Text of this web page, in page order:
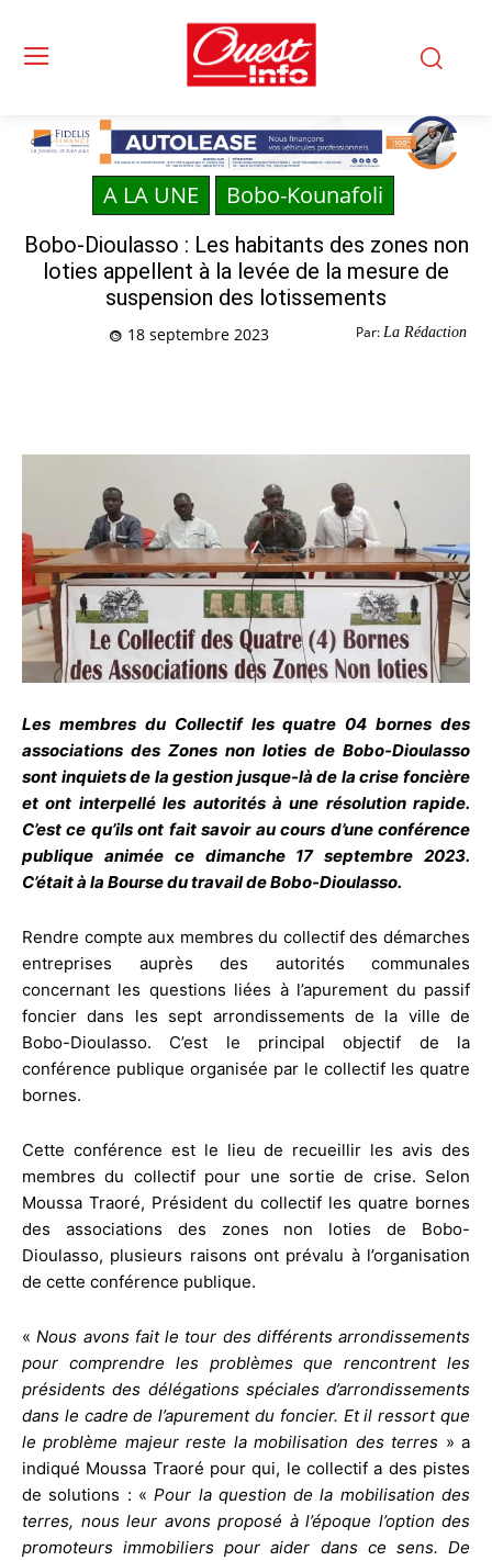
A LA UNE Bobo-Kounafoli
Bobo-Dioulasso : Les habitants des zones non
loties appellent à la levée de la mesure de
suspension des lotissements
Par: La Rédaction
18 septembre 2023
Les membres du Collectif les quatre 04 bornes des
associations des Zones non loties de Bobo-Dioulasso
sont inquiets de la gestion jusque-là de la crise foncière
et ont interpellé les autorités à une résolution rapide.
C’est ce qu’ils ont fait savoir au cours d’une conférence
publique animée ce dimanche 17 septembre 2023.
C’était à la Bourse du travail de Bobo-Dioulasso.
Rendre compte aux membres du collectif des démarches
entreprises auprès des autorités communales
concernant les questions liées à l’apurement du passif
foncier dans les sept arrondissements de la ville de
Bobo-Dioulasso. C’est le principal objectif de la
conférence publique organisée par le collectif les quatre
bornes.
Cette conférence est le lieu de recueillir les avis des
membres du collectif pour une sortie de crise. Selon
Moussa Traoré, Président du collectif les quatre bornes
des associations des zones non loties de Bobo-
Dioulasso, plusieurs raisons ont prévalu à l’organisation
de cette conférence publique.
«Nous avons fait le tour des différents arrondissements
pour comprendre les problèmes que rencontrent les
présidents des délégations spéciales d’arrondissements
dans le cadre de l’apurement du foncier. Et il ressort que
le problème majeur reste la mobilisation des terres » a
indiqué Moussa Traoré pour qui, le collectif a des pistes
de solutions : «Pour la question de la mobilisation des
terres, nous leur avons proposé à l’époque l’option des
promoteurs immobiliers pour aider dans ce sens. De